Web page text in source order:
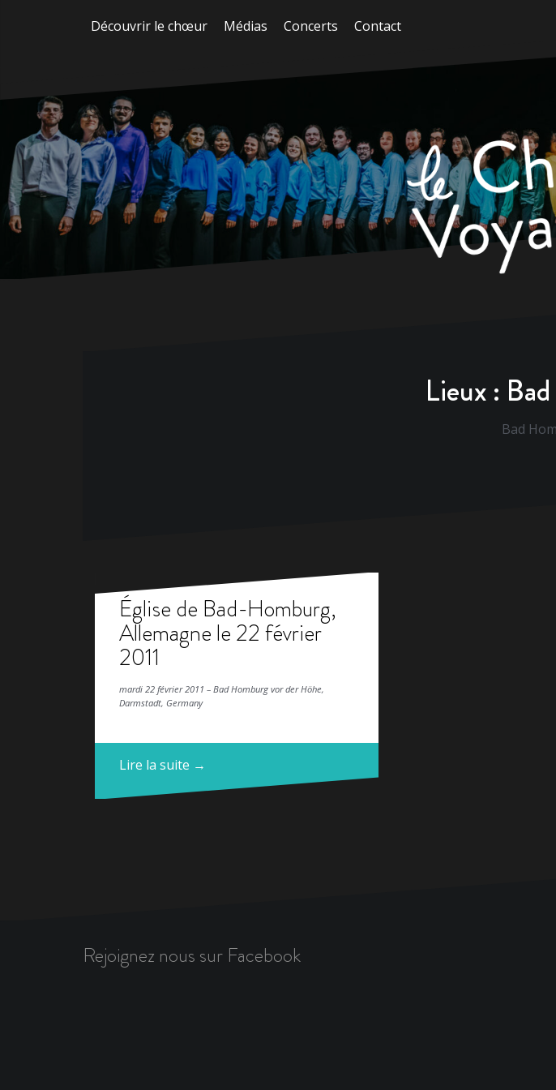
Découvrir le chœur Médias Concerts Contact
Lieux :
Bad
Église de Bad-Homburg,
Allemagne le 22 février
2011
mardi 22 février 2011 – Bad Homburg vor der Höhe,
Darmstadt, Germany
Lire la suite →
Rejoignez nous sur Facebook